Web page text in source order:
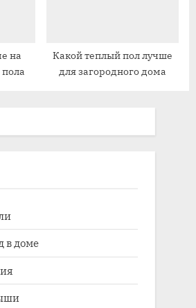
на
пола
Какой теплый пол лучше
для загородного дома
в доме